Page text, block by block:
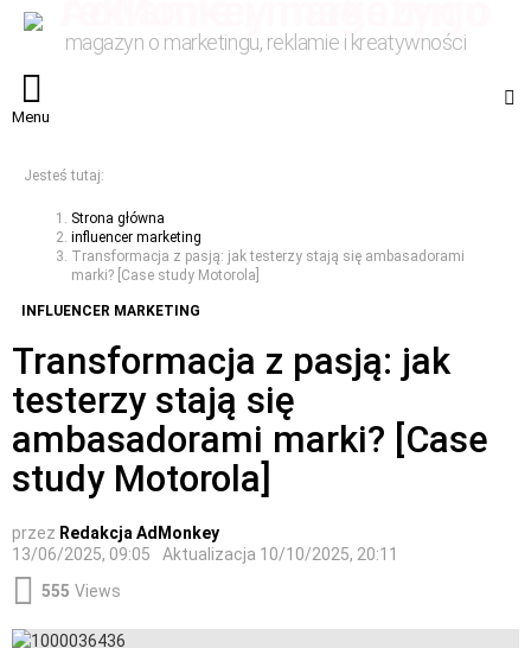
magazyn o marketingu, reklamie i kreatywności
Menu
Jesteś tutaj:
Strona główna
influencer marketing
Transformacja z pasją: jak testerzy stają się ambasadorami
marki? [Case study Motorola]
INFLUENCER MARKETING
Transformacja z pasją: jak
testerzy stają się
ambasadorami marki? [Case
study Motorola]
przez Redakcja AdMonkey
13/06/2025, 09:05
Aktualizacja 10/10/2025, 20:11
555 Views